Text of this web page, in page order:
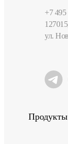
+7 495
ул.
Продукты